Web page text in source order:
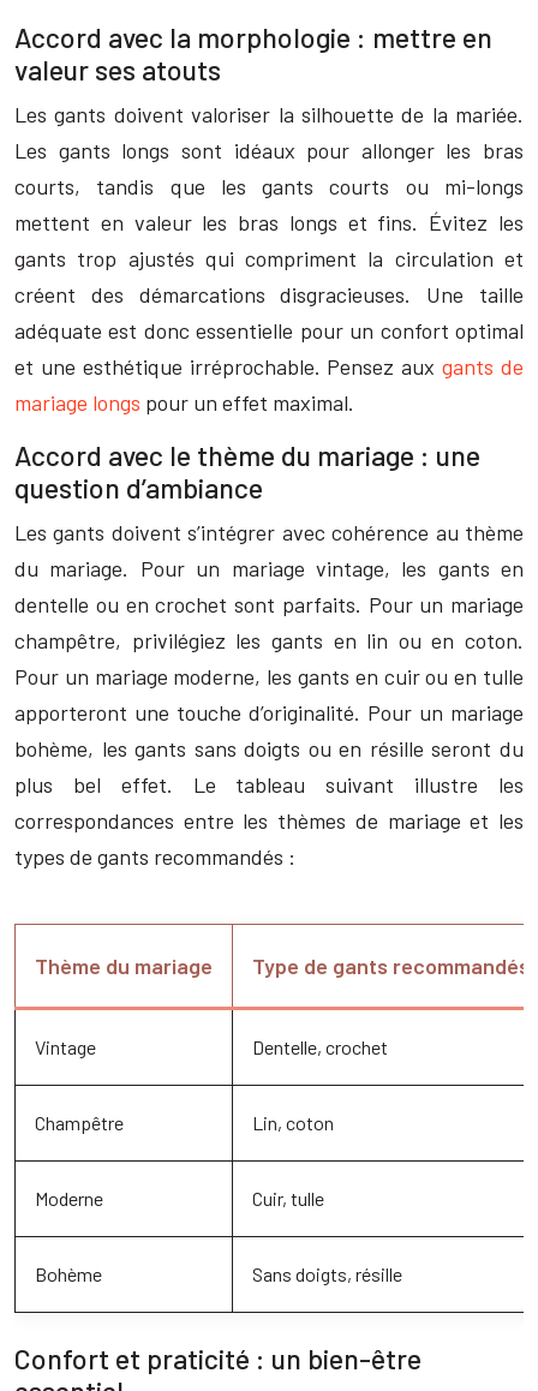
Accord avec la morphologie : mettre en
valeur ses atouts
Les gants doivent valoriser la silhouette de la mariée.
Les gants longs sont idéaux pour allonger les bras
courts, tandis que les gants courts ou mi-longs
mettent en valeur les bras longs et fins. Évitez les
gants trop ajustés qui compriment la circulation et
créent des démarcations disgracieuses. Une taille
adéquate est donc essentielle pour un confort optimal
et une esthétique irréprochable. Pensez auxgants de
mariage longs pour un effet maximal.
Accord avec le thème du mariage : une
question d’ambiance
Les gants doivent s’intégrer avec cohérence au thème
du mariage. Pour un mariage vintage, les gants en
dentelle ou en crochet sont parfaits. Pour un mariage
champêtre, privilégiez les gants en lin ou en coton.
Pour un mariage moderne, les gants en cuir ou en tulle
apporteront une touche d’originalité. Pour un mariage
bohème, les gants sans doigts ou en résille seront du
plus bel effet. Le tableau suivant illustre les
correspondances entre les thèmes de mariage et les
types de gants recommandés :
Thème du mariage Type de gants recommandés
Vintage Dentelle, crochet
Champêtre Lin, coton
Moderne Cuir, tulle
Bohème Sans doigts, résille
Confort et praticité : un bien-être